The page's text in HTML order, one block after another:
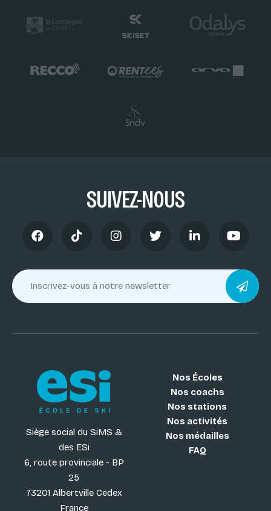
SUIVEZ-NOUS
Siège social du SiMS &
des ESi
6, route provinciale - BP
25
73201 Albertville Cedex
France
Nos Écoles
Nos coachs
Nos stations
Nos activités
Nos médailles
FAQ